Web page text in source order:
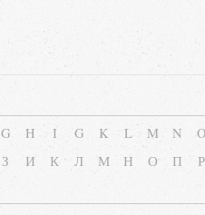
G H I G K L M N
З И К Л М Н О П Р